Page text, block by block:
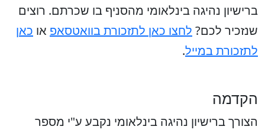
ברישיון נהיגה בינלאומי מהסניף בו שכרתם. רוצים
שנזכיר לכם? לחצו כאן לתזכורת בוואטסאפ או כאן
לתזכורת במייל.
הקדמה
הצורך ברישיון נהיגה בינלאומי נקבע ע"י מספר